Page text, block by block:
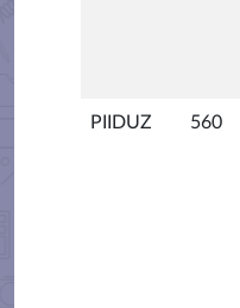
PIIDUZ 560